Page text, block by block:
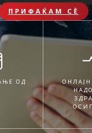
ПРИФАЌАМ СЀ
ОД